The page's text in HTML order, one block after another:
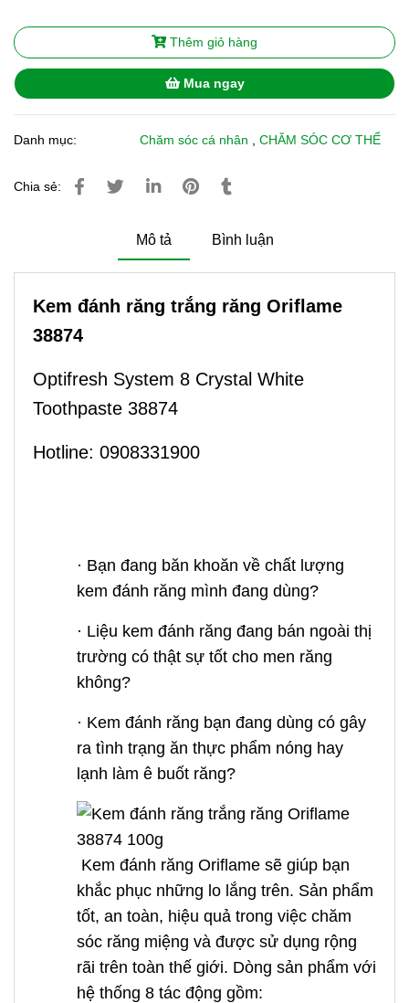
Thêm giỏ hàng
Mua ngay
Danh mục: Chăm sóc cá nhân ,CHĂM SÓC CƠ THỂ
Chia sẻ:
Mô tả Bình luận
Kem đánh răng trắng răng Oriflame
38874
Optifresh System 8 Crystal White
Toothpaste 38874
Hotline: 0908331900
· Bạn đang băn khoăn về chất lượng
kem đánh răng mình đang dùng?
· Liệu kem đánh răng đang bán ngoài thị
trường có thật sự tốt cho men răng
không?
· Kem đánh răng bạn đang dùng có gây
ra tình trạng ăn thực phẩm nóng hay
lạnh làm ê buốt răng?
Kem đánh răng Oriflame sẽ giúp bạn
khắc phục những lo lắng trên. Sản phẩm
tốt, an toàn, hiệu quả trong việc chăm
sóc răng miệng và được sử dụng rộng
rãi trên toàn thế giới. Dòng sản phẩm với
hệ thống 8 tác động gồm: